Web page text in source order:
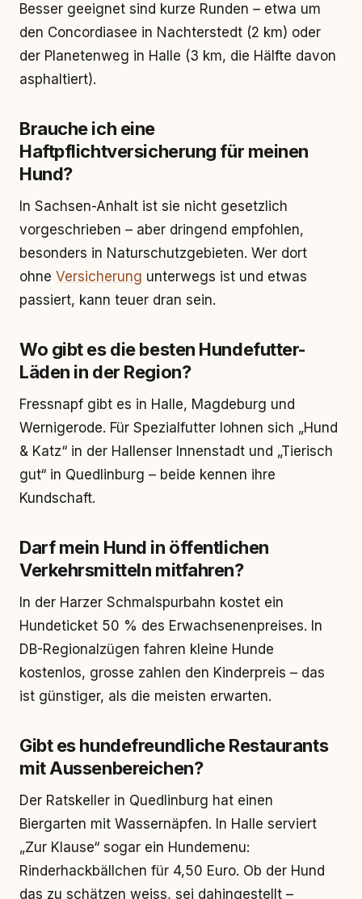
Besser geeignet sind kurze Runden – etwa um
den Concordiasee in Nachterstedt (2 km) oder
der Planetenweg in Halle (3 km, die Hälfte davon
asphaltiert).
Brauche ich eine
Haftpflichtversicherung für meinen
Hund?
In Sachsen-Anhalt ist sie nicht gesetzlich
vorgeschrieben – aber dringend empfohlen,
besonders in Naturschutzgebieten. Wer dort
ohne Versicherung unterwegs ist und etwas
passiert, kann teuer dran sein.
Wo gibt es die besten Hundefutter-
Läden in der Region?
Fressnapf gibt es in Halle, Magdeburg und
Wernigerode. Für Spezialfutter lohnen sich „Hund
& Katz“ in der Hallenser Innenstadt und „Tierisch
gut“ in Quedlinburg – beide kennen ihre
Kundschaft.
Darf mein Hund in öffentlichen
Verkehrsmitteln mitfahren?
In der Harzer Schmalspurbahn kostet ein
Hundeticket 50 % des Erwachsenenpreises. In
DB-Regionalzügen fahren kleine Hunde
kostenlos, grosse zahlen den Kinderpreis – das
ist günstiger, als die meisten erwarten.
Gibt es hundefreundliche Restaurants
mit Aussenbereichen?
Der Ratskeller in Quedlinburg hat einen
Biergarten mit Wassernäpfen. In Halle serviert
„Zur Klause“ sogar ein Hundemenu:
Rinderhackbällchen für 4,50 Euro. Ob der Hund
das zu schätzen weiss, sei dahingestellt –